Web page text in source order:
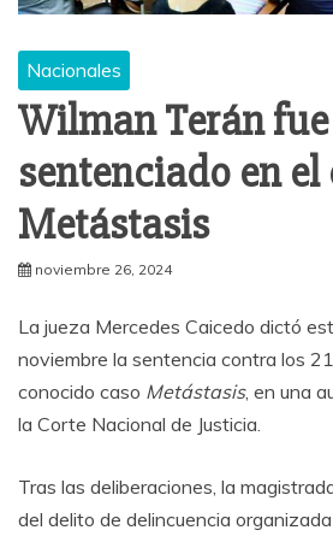
Nacionales
Wilman Terán fue
sentenciado en el
Metástasis
noviembre 26, 2024
La jueza Mercedes Caicedo dictó
noviembre la sentencia contra los
conocido caso Metástasis, en una
la Corte Nacional de Justicia.
Tras las deliberaciones, la
del delito de delincuencia